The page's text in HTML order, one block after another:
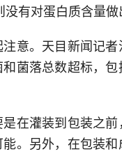
有对蛋白质含量做
意。天目新闻记
菌落总数超标，
在灌装到包装之
。另外，在包装